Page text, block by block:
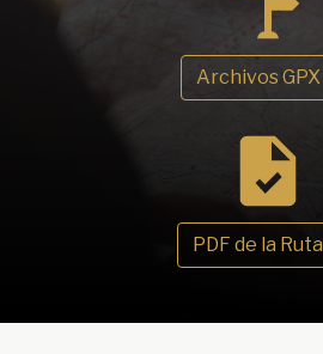
Archivos GPX
PDF de la Ruta